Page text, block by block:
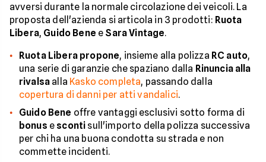
avversi durante la normale circolazione dei veicoli. La
proposta dell'azienda si articola in 3 prodotti: Ruota
Libera, Guido Bene e Sara Vintage.
Ruota Libera propone, insieme alla polizza RC auto,
una serie di garanzie che spaziano dalla Rinuncia alla
rivalsa alla Kasko completa, passando dalla
copertura di danni per atti vandalici.
Guido Bene offre vantaggi esclusivi sotto forma di
bonus e sconti sull'importo della polizza successiva
per chi ha una buona condotta su strada e non
commette incidenti.